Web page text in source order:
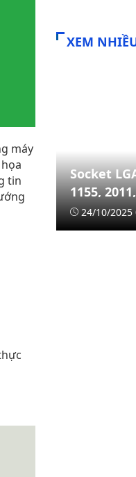
máy
tin
XEM
Socket
1155,
24/10/2025